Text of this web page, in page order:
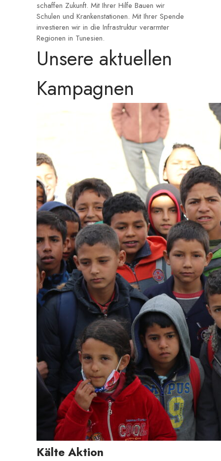
schaffen Zukunft. Mit Ihrer Hilfe Bauen wir
Schulen und Krankenstationen. Mit Ihrer Spende
investieren wir in die Infrastruktur verarmter
Regionen in Tunesien.
Unsere aktuellen
Kampagnen
Kälte Aktion